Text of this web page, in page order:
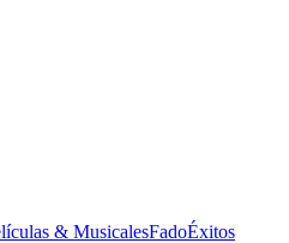
& MusicalesFadoÉxitos